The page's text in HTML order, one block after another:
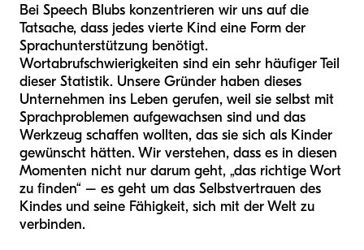
Bei Speech Blubs konzentrieren wir uns auf die
Tatsache, dass jedes vierte Kind eine Form der
Sprachunterstützung benötigt.
Wortabrufschwierigkeiten sind ein sehr häufiger Teil
dieser Statistik. Unsere Gründer haben dieses
Unternehmen ins Leben gerufen, weil sie selbst mit
Sprachproblemen aufgewachsen sind und das
Werkzeug schaffen wollten, das sie sich als Kinder
gewünscht hätten. Wir verstehen, dass es in diesen
Momenten nicht nur darum geht, „das richtige Wort
zu finden“ – es geht um das Selbstvertrauen des
Kindes und seine Fähigkeit, sich mit der Welt zu
verbinden.